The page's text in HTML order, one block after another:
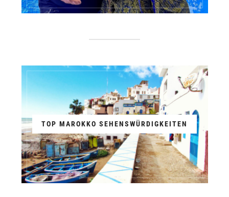
TOP MAROKKO SEHENSWÜRDIGKEITEN